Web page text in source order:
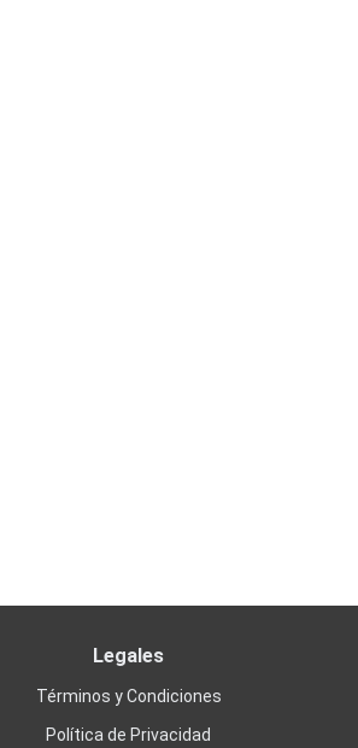
Legales
Términos y Condiciones
Política de Privacidad